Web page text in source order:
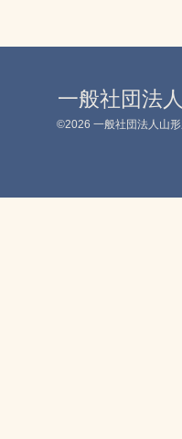
一般社団法
©2026 一般社団法人山